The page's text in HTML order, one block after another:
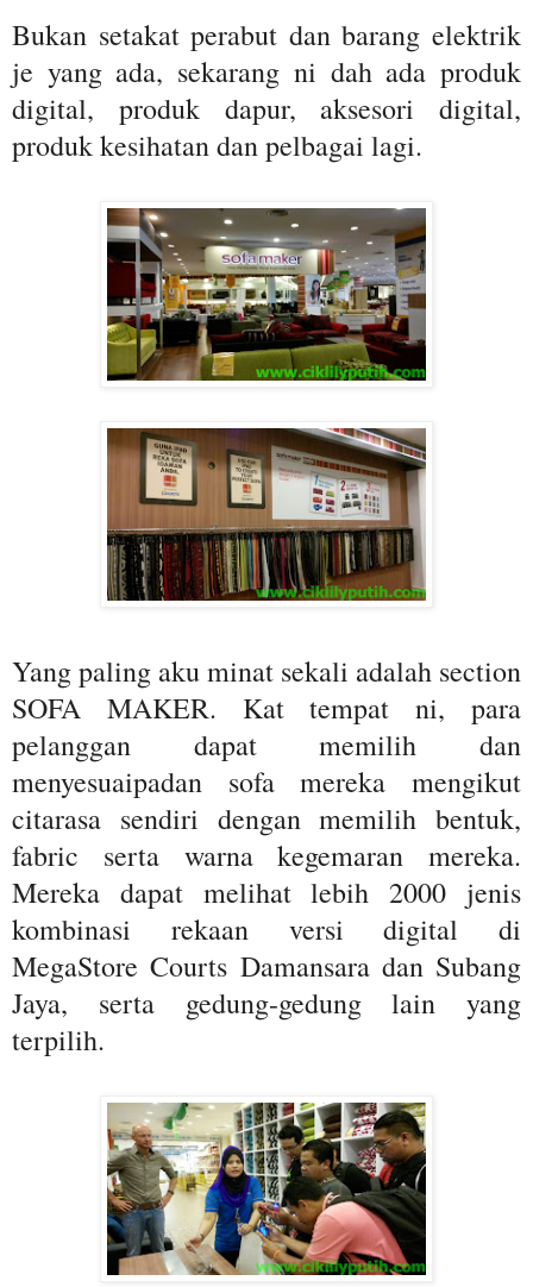
Bukan setakat perabut dan barang elektrik
je yang ada, sekarang ni dah ada produk
digital, produk dapur, aksesori digital,
produk kesihatan dan pelbagai lagi.
Yang paling aku minat sekali adalah section
SOFA MAKER. Kat tempat ni, para
pelanggan dapat memilih dan
menyesuaipadan sofa mereka mengikut
citarasa sendiri dengan memilih bentuk,
fabric serta warna kegemaran mereka.
Mereka dapat melihat lebih 2000 jenis
kombinasi rekaan versi digital di
MegaStore Courts Damansara dan Subang
Jaya, serta gedung-gedung lain yang
terpilih.